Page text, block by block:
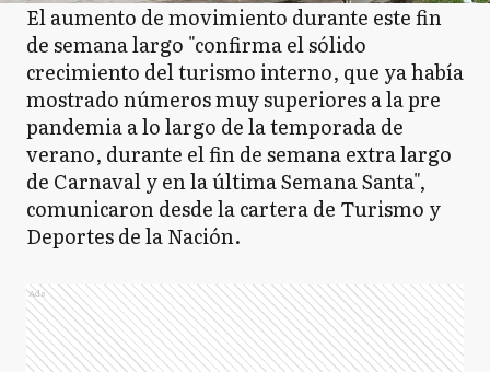
El aumento de movimiento durante este fin
de semana largo "confirma el sólido
crecimiento del turismo interno, que ya había
mostrado números muy superiores a la pre
pandemia a lo largo de la temporada de
verano, durante el fin de semana extra largo
de Carnaval y en la última Semana Santa",
comunicaron desde la cartera de Turismo y
Deportes de la Nación.
Ads